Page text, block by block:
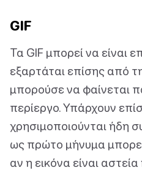
GIF
Τα GIF μπορεί να είναι
εξαρτάται επίσης από
μπορούσε να φαίνεται
περίεργο. Υπάρχουν
χρησιμοποιούνται ήδη
ως πρώτο μήνυμα
αν η εικόνα είναι αστεία